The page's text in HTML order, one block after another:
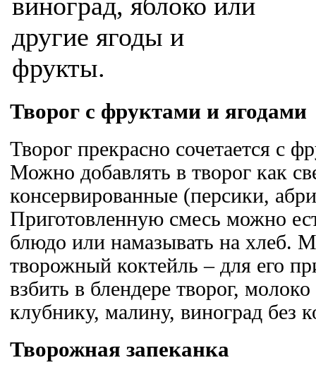
другие ягоды и
фрукты.
Творог с фруктами и ягодами
Творог прекрасно сочетается с
Можно добавлять в творог как
консервированные (персики,
Приготовленную смесь можно
блюдо или намазывать на хлеб.
творожный коктейль – для его
взбить в блендере творог,
клубнику, малину, виноград без
Творожная запеканка